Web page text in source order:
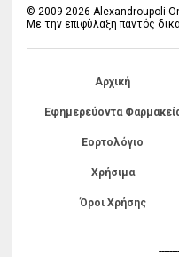
© 2009-2026 Alexandroupoli
Με την επιφύλαξη παντός
Αρχική
Εφημερεύοντα
Εορτολόγιο
Χρήσιμα
Όροι Χρήσης